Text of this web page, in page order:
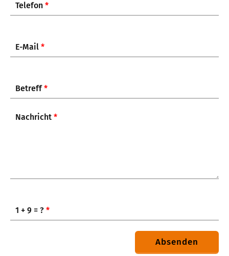
Telefon *
E-Mail *
Betreff*
Nachricht *
1 + 9 = ? *
Absenden